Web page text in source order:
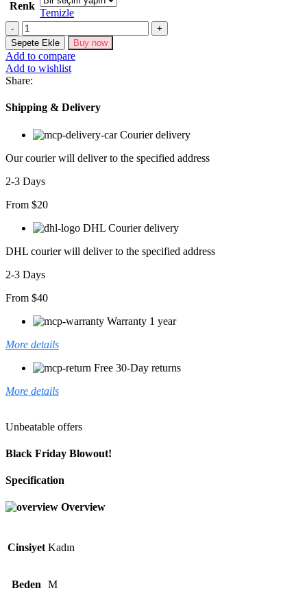
Renk
Temizle
Bordo
Boyundan
Bağlamalı
Keten
Elbise
adet
Sepete Ekle Buy now
Add to compare
Add to wishlist
Share:
Shipping & Delivery
Courier delivery
Our courier will deliver to the specified address
2-3 Days
From $20
DHL Courier delivery
DHL courier will deliver to the specified address
2-3 Days
From $40
Warranty 1 year
More details
Free 30-Day returns
More details
Unbeatable offers
Black Friday Blowout!
Specification
Overview
Cinsiyet Kadın
Beden M